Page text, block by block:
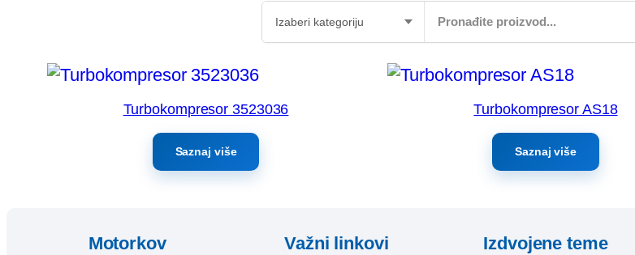
Turbokompresor 3523036
Saznaj više
Turbokompresor AS18
Saznaj više
Motorkov Važni linkovi Izdvojene teme